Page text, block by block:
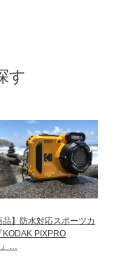
す
品】防水対応スポーツカ
KODAK PIXPRO
』…